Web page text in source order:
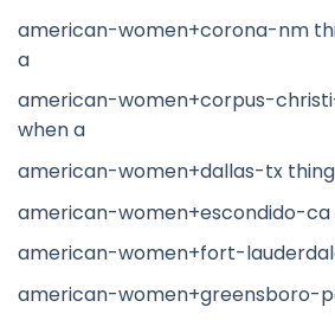
american-women+corona-nm
a
american-women+corpus-
when a
american-women+dallas-tx
american-women+escondido-ca
american-women+fort-
american-women+greensboro-